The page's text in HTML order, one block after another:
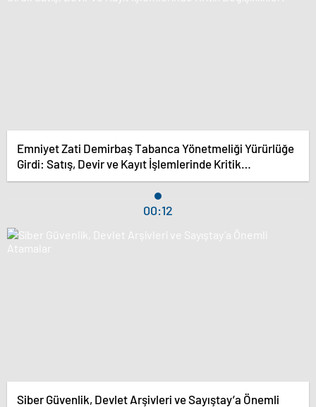
Emniyet Zati Demirbaş Tabanca Yönetmeliği Yürürlüğe
Girdi: Satış, Devir ve Kayıt İşlemlerinde Kritik
Değişiklikler!
00:12
Siber Güvenlik, Devlet Arşivleri ve Sayıştay’a Önemli